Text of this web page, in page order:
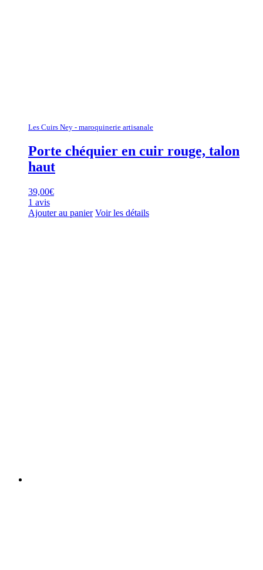
Les Cuirs Ney - maroquinerie artisanale
Porte chéquier en cuir rouge, talon
haut
39,00€
1 avis
Ajouter au panier Voir les détails